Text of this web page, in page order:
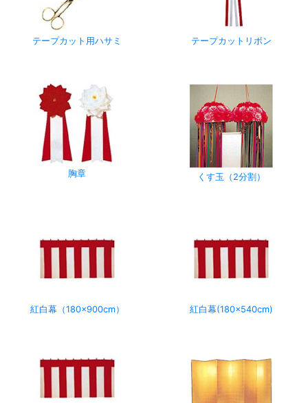
テープカット用ハサミ テープカットリボン
胸章 くす玉（2分割）
紅白幕（180×900cm） 紅白幕(180×540cm)